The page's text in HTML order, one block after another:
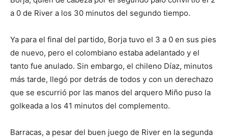
a 0 de River a los 30 minutos del segundo tiempo.
Ya para el final del partido, Borja tuvo el 3 a 0 en sus pies
de nuevo, pero el colombiano estaba adelantado y el
tanto fue anulado. Sin embargo, el chileno Díaz, minutos
más tarde, llegó por detrás de todos y con un derechazo
que se escurrió por las manos del arquero Miño puso la
golkeada a los 41 minutos del complemento.
Barracas, a pesar del buen juego de River en la segunda